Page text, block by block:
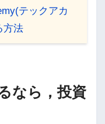
テックアカ
方法
なら，投資